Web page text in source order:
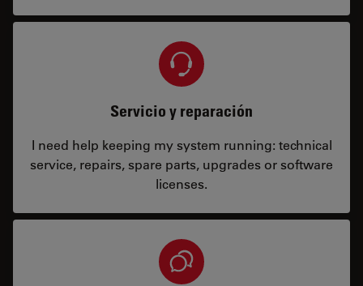
Servicio y reparación
I need help keeping my system running: technical
service, repairs, spare parts, upgrades or software
licenses.